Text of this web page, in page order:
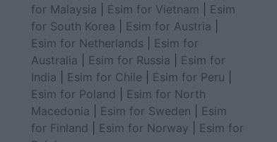
for Malaysia
Esim for Vietnam
Esim
for South Korea
Esim for Austria
Esim for Netherlands
Esim for
Australia
Esim for Russia
Esim for
India
Esim for Chile Esim for Peru
Esim for Poland
Esim for North
Macedonia
Esim for Sweden
Esim
for Finland
Esim for Norway
Esim for